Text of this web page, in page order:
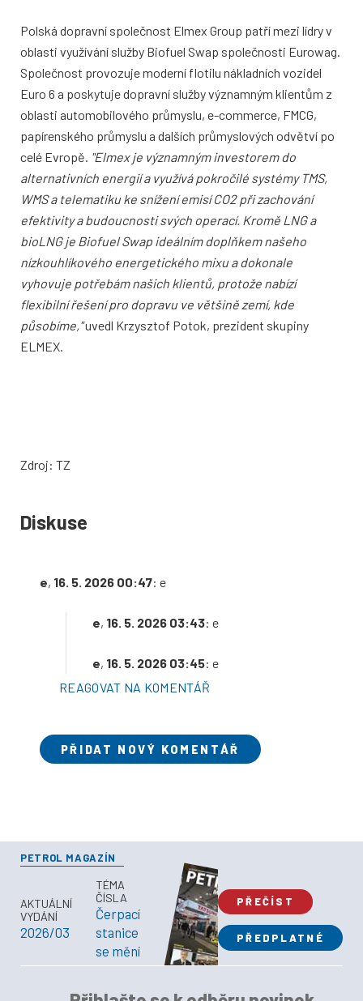
Polská dopravní společnost Elmex Group patří mezi lídry v
oblasti využívání služby Biofuel Swap společnosti Eurowag.
Společnost provozuje moderní flotilu nákladních vozidel
Euro 6 a poskytuje dopravní služby významným klientům z
oblasti automobilového průmyslu, e-commerce, FMCG,
papírenského průmyslu a dalších průmyslových odvětví po
celé Evropě. "Elmex je významným investorem do
alternativních energií a využívá pokročilé systémy TMS,
WMS a telematiku ke snížení emisí CO2 při zachování
efektivity a budoucnosti svých operací. Kromě LNG a
bioLNG je Biofuel Swap ideálním doplňkem našeho
nízkouhlíkového energetického mixu a dokonale
vyhovuje potřebám našich klientů, protože nabízí
flexibilní řešení pro dopravu ve většině zemí, kde
působíme,"uvedl Krzysztof Potok, prezident skupiny
ELMEX.
Zdroj: TZ
Diskuse
e, 16. 5. 2026 00:47: e
e, 16. 5. 2026 03:43: e
e, 16. 5. 2026 03:45: e
REAGOVAT NA KOMENTÁŘ
PŘIDAT NOVÝ KOMENTÁŘ
PETROL MAGAZÍN
AKTUÁLNÍ
VYDÁNÍ
2026/03
TÉMA
ČÍSLA
Čerpací
stanice
se mění
PŘEČÍST
PŘEDPLATNÉ